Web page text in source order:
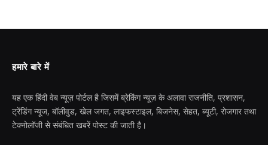
हमारे बारे में
यह एक हिंदी वेब न्यूज़ पोर्टल है जिसमें ब्रेकिंग न्यूज़ के अलावा राजनीति, प्रशासन,
ट्रेंडिंग न्यूज, बॉलीवुड, खेल जगत, लाइफस्टाइल, बिजनेस, सेहत, ब्यूटी, रोजगार तथा
टेक्नोलॉजी से संबंधित खबरें पोस्ट की जाती है।